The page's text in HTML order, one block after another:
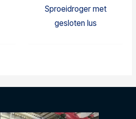
Sproeidroger met
gesloten lus